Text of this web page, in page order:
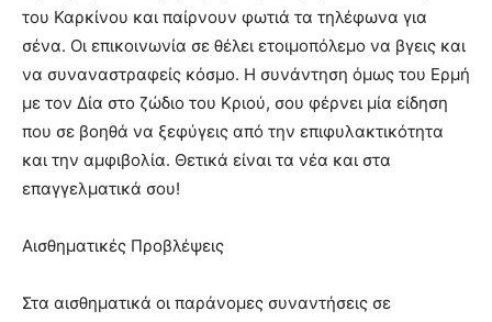
του Καρκίνου και παίρνουν φωτιά τα τηλέφωνα για
σένα. Οι επικοινωνία σε θέλει ετοιμοπόλεμο να βγεις και
να συναναστραφείς κόσμο. Η συνάντηση όμως του Ερμή
με τον Δία στο ζώδιο του Κριού, σου φέρνει μία είδηση
που σε βοηθά να ξεφύγεις από την επιφυλακτικότητα
και την αμφιβολία. Θετικά είναι τα νέα και στα
επαγγελματικά σου!
Αισθηματικές Προβλέψεις
Στα αισθηματικά οι παράνομες συναντήσεις σε